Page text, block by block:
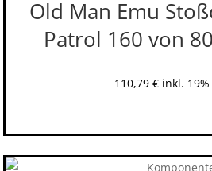
Old Man Emu
Patrol 160 von
110,79 € inkl.